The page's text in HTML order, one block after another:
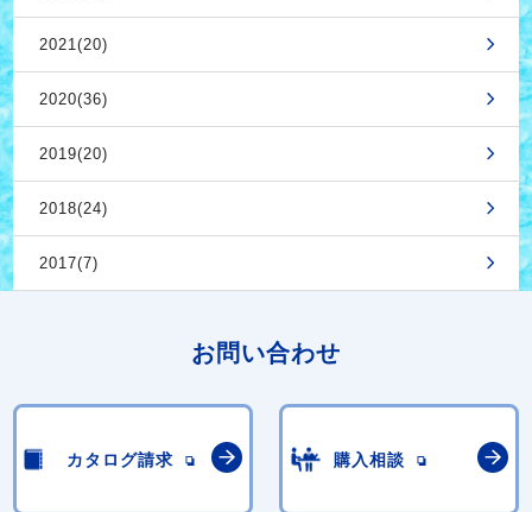
2021(20)
2020(36)
2019(20)
2018(24)
2017(7)
お問い合わせ
カタログ請求 購入相談